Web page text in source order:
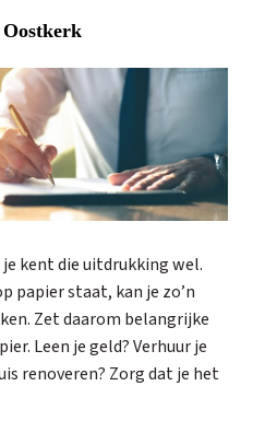
kent die uitdrukking wel.
papier staat, kan je zo’n
Zet daarom belangrijke
Leen je geld? Verhuur je
renoveren? Zorg dat je het